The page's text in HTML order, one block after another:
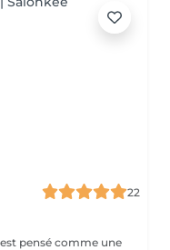
22
pensé comme une